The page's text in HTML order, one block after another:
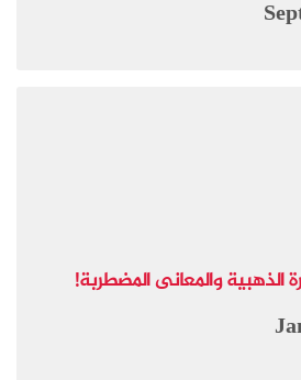
الذهبية والمعانى المضطربة!